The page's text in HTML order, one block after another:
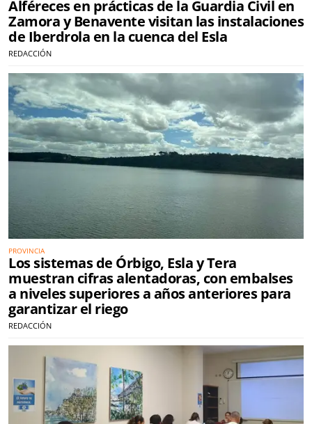
Alféreces en prácticas de la Guardia Civil en
Zamora y Benavente visitan las instalaciones
de Iberdrola en la cuenca del Esla
REDACCIÓN
PROVINCIA
Los sistemas de Órbigo, Esla y Tera
muestran cifras alentadoras, con embalses
a niveles superiores a años anteriores para
garantizar el riego
REDACCIÓN